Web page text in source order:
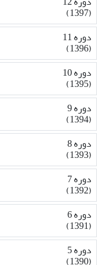
(1397)
دوره 11
(1396)
دوره 10
(1395)
دوره 9
(1394)
دوره 8
(1393)
دوره 7
(1392)
دوره 6
(1391)
دوره 5